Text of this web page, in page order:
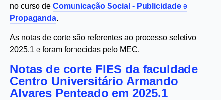
no curso de Comunicação Social - Publicidade e
Propaganda.
As notas de corte são referentes ao processo seletivo
2025.1 e foram fornecidas pelo MEC.
Notas de corte FIES da faculdade
Centro Universitário Armando
Alvares Penteado em 2025.1